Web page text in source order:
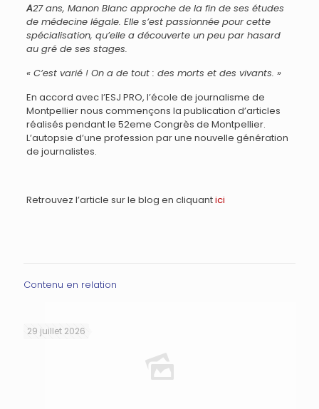
A27 ans, Manon Blanc approche de la fin de ses études
de médecine légale. Elle s’est passionnée pour cette
spécialisation, qu’elle a découverte un peu par hasard
au gré de ses stages.
« C’est varié ! On a de tout : des morts et des vivants. »
En accord avec l’ESJ PRO, l’école de journalisme de
Montpellier nous commençons la publication d’articles
réalisés pendant le 52eme Congrès de Montpellier.
L’autopsie d’une profession par une nouvelle génération
de journalistes.
Retrouvez l’article sur le blog en cliquantici
Contenu en relation
29 juillet 2026